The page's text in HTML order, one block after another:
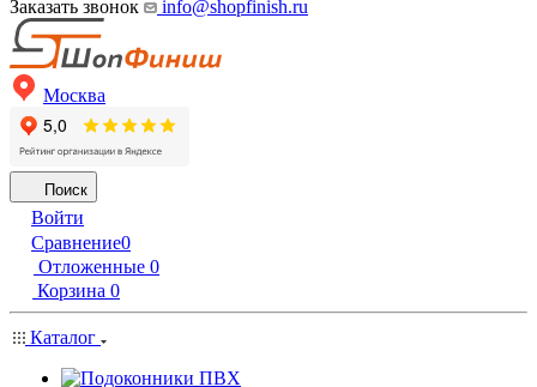
Заказать звонок info@shopfinish.ru
Москва
Поиск
Войти
Сравнение0
Отложенные 0
Корзина 0
Каталог